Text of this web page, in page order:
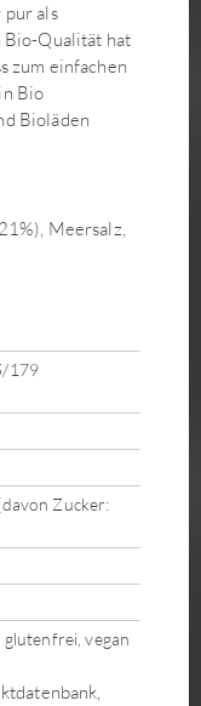
pur als
Bio-Qualität hat
zum einfachen
Bio
Bioläden
Meersalz,
179
Zucker:
glutenfrei, vegan